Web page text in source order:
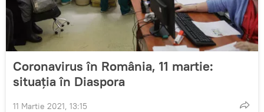
Coronavirus în România, 11 martie:
situația în Diaspora
11 Martie 2021, 13:15